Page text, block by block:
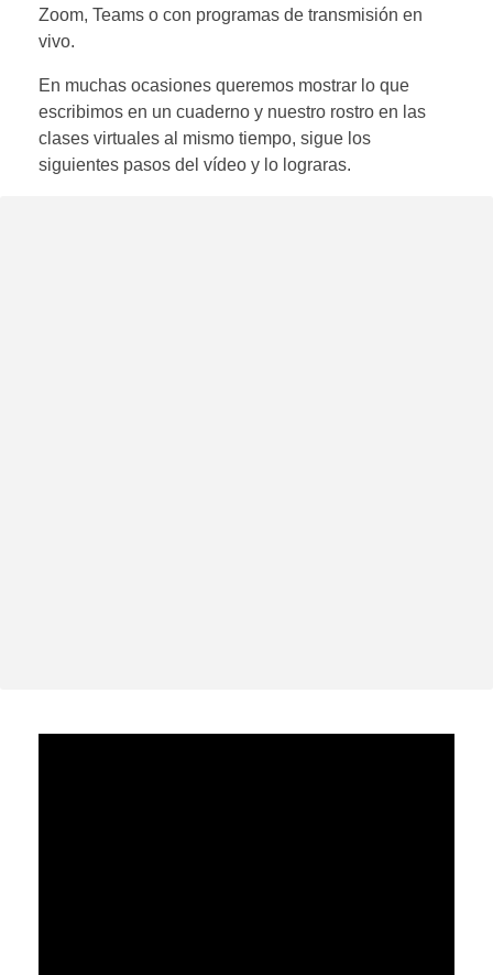
Zoom, Teams o con programas de transmisión en
vivo.
En muchas ocasiones queremos mostrar lo que
escribimos en un cuaderno y nuestro rostro en las
clases virtuales al mismo tiempo, sigue los
siguientes pasos del vídeo y lo lograras.